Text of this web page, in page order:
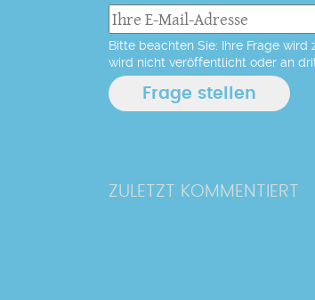
Bitte beachten Sie: Ihre Frage
wird nicht veröffentlicht oder an
ZULETZT KOMMENTIERT